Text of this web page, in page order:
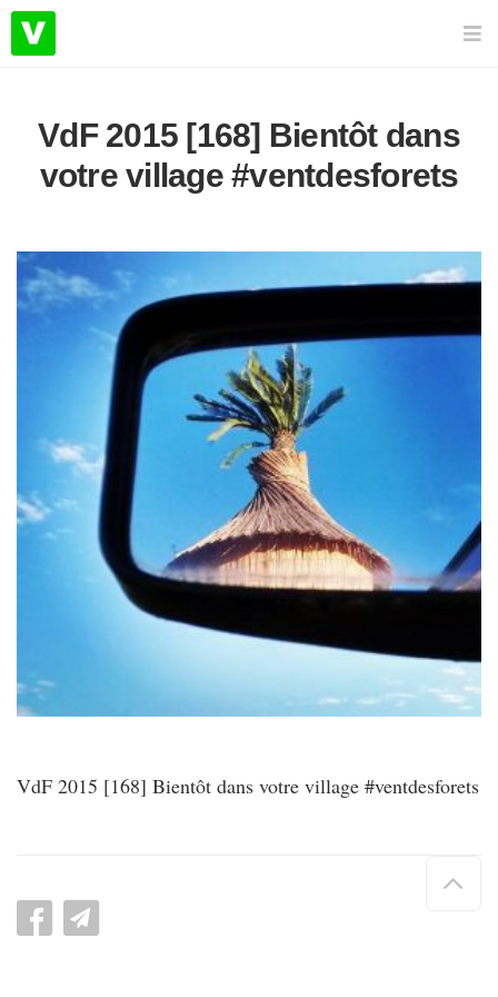
VdF 2015 [168] Bientôt dans
votre village #ventdesforets
VdF 2015 [168] Bientôt dans votre village #ventdesforets
de